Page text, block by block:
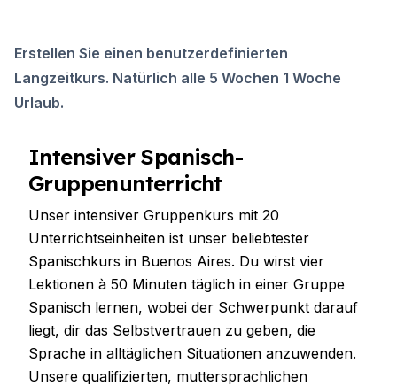
Erstellen Sie einen benutzerdefinierten
Langzeitkurs. Natürlich alle 5 Wochen 1 Woche
Urlaub.
Intensiver Spanisch-
Gruppenunterricht
Unser intensiver Gruppenkurs mit 20
Unterrichtseinheiten ist unser beliebtester
Spanischkurs in Buenos Aires. Du wirst vier
Lektionen à 50 Minuten täglich in einer Gruppe
Spanisch lernen, wobei der Schwerpunkt darauf
liegt, dir das Selbstvertrauen zu geben, die
Sprache in alltäglichen Situationen anzuwenden.
Unsere qualifizierten, muttersprachlichen